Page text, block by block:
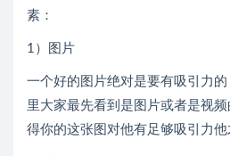
素：
1）图片
一个好的图片绝对是要有吸引力
里大家最先看到是图片或者是视
得你的这张图对他有足够吸引力他